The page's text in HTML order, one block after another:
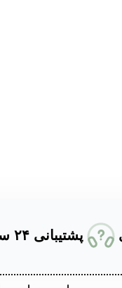
پشتیبانی ۲۴ ساعته